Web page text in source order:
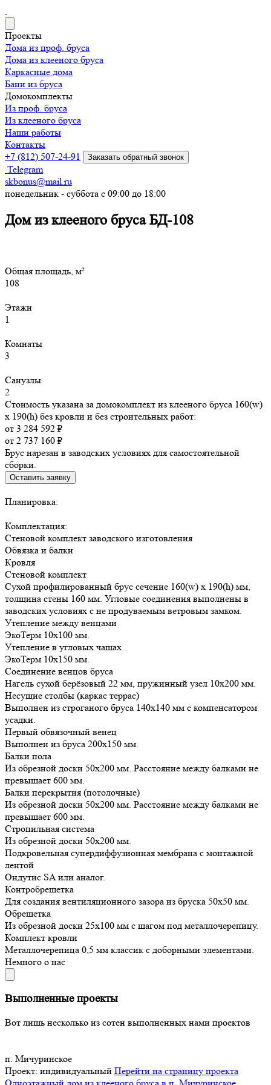
Проекты
Дома из проф. бруса
Дома из клееного бруса
Каркасные дома
Бани из бруса
Домокомплекты
Из проф. бруса
Из клееного бруса
Наши работы
Контакты
+7 (812) 507-24-91
Заказать обратный звонок
Telegram
skbonus@mail.ru
понедельник - суббота с 09:00 до 18:00
Дом из клееного бруса БД-108
Общая площадь, м²
108
Этажи
1
Комнаты
3
Санузлы
2
Стоимость указана за домокомплект из клееного бруса 160(w)
x 190(h) без кровли и без строительных работ:
от 3 284 592 ₽
от 2 737 160 ₽
Брус нарезан в заводских условиях для самостоятельной
сборки.
Оставить заявку
Планировка:
Комплектация:
Стеновой комплект заводского изготовления
Обвязка и балки
Кровля
Стеновой комплект
Сухой профилированный брус сечение 160(w) x 190(h) мм,
толщина стены 160 мм. Угловые соединения выполнены в
заводских условиях с не продуваемым ветровым замком.
Утепление между венцами
ЭкоТерм 10х100 мм.
Утепление в угловых чашах
ЭкоТерм 10х150 мм.
Соединение венцов бруса
Нагель сухой берёзовый 22 мм, пружинный узел 10х200 мм.
Несущие столбы (каркас террас)
Выполнен из строганого бруса 140х140 мм с компенсатором
усадки.
Первый обвязочный венец
Выполнен из бруса 200х150 мм.
Балки пола
Из обрезной доски 50х200 мм. Расстояние между балками не
превышает 600 мм.
Балки перекрытия (потолочные)
Из обрезной доски 50х200 мм. Расстояние между балками не
превышает 600 мм.
Стропильная система
Из обрезной доски 50х200 мм.
Подкровельная супердиффузионная мембрана с монтажной
лентой
Ондутис SA или аналог.
Контробрешетка
Для создания вентиляционного зазора из бруска 50х50 мм.
Обрешетка
Из обрезной доски 25х100 мм с шагом под металлочерепицу.
Комплект кровли
Металлочерепица 0,5 мм классик с доборными элементами.
Немного о нас
Выполненные проекты
Вот лишь несколько из сотен выполненных нами проектов
п. Мичуринское
Проект: индивидуальный Перейти на страницу проекта